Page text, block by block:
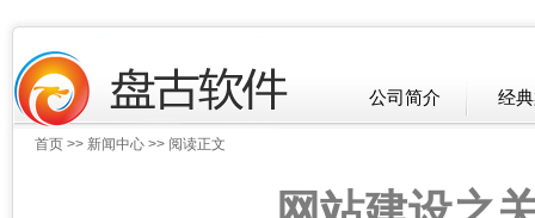
公司简介 经
首页>> 新闻中心>> 阅读正文